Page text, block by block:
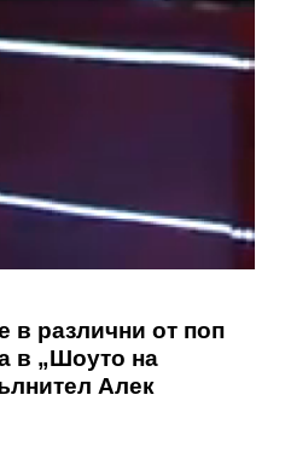
в различни от поп
в „Шоуто на
Алек